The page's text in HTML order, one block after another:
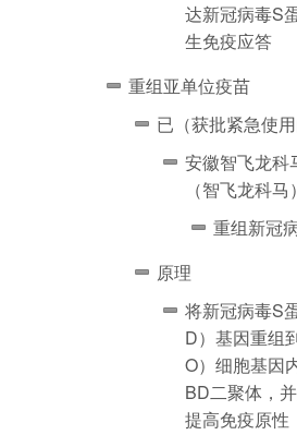
达新冠病毒S
生免疫应答
重组亚单位疫苗
已（获批紧急使
安徽智飞龙科
（智飞龙科马）
重组新冠
原理
将新冠病毒S
D）基因重组
O）细胞基因
BD二聚体，
提高免疫原性